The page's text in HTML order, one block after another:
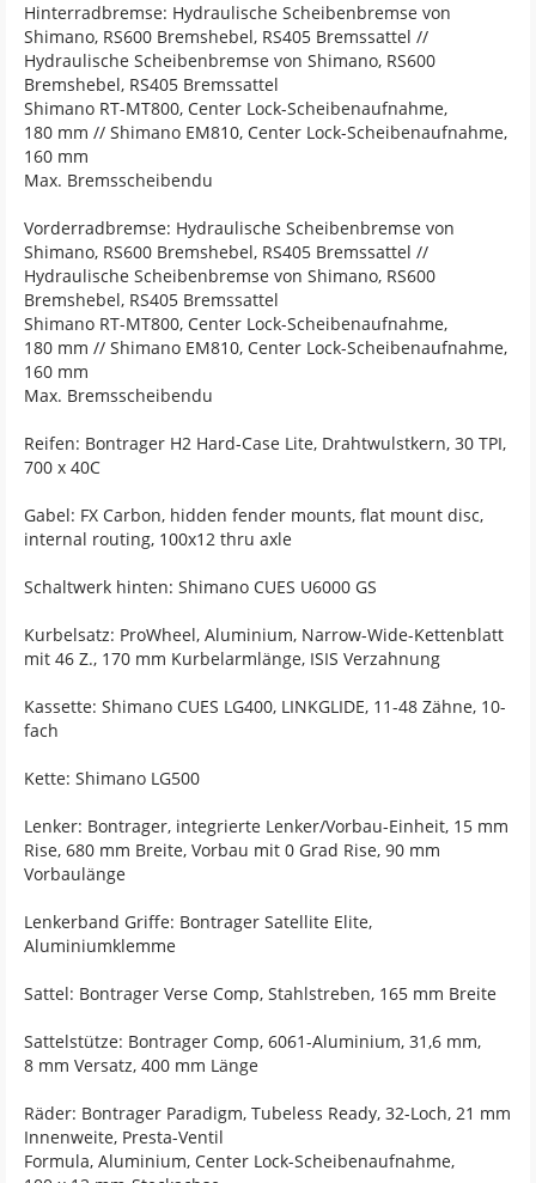
Hinterradbremse: Hydraulische Scheibenbremse von
Shimano, RS600 Bremshebel, RS405 Bremssattel //
Hydraulische Scheibenbremse von Shimano, RS600
Bremshebel, RS405 Bremssattel
Shimano RT-MT800, Center Lock-Scheibenaufnahme,
180 mm // Shimano EM810, Center Lock-Scheibenaufnahme,
160 mm
Max. Bremsscheibendu
Vorderradbremse: Hydraulische Scheibenbremse von
Shimano, RS600 Bremshebel, RS405 Bremssattel //
Hydraulische Scheibenbremse von Shimano, RS600
Bremshebel, RS405 Bremssattel
Shimano RT-MT800, Center Lock-Scheibenaufnahme,
180 mm // Shimano EM810, Center Lock-Scheibenaufnahme,
160 mm
Max. Bremsscheibendu
Reifen: Bontrager H2 Hard-Case Lite, Drahtwulstkern, 30 TPI,
700 x 40C
Gabel: FX Carbon, hidden fender mounts, flat mount disc,
internal routing, 100x12 thru axle
Schaltwerk hinten: Shimano CUES U6000 GS
Kurbelsatz: ProWheel, Aluminium, Narrow-Wide-Kettenblatt
mit 46 Z., 170 mm Kurbelarmlänge, ISIS Verzahnung
Kassette: Shimano CUES LG400, LINKGLIDE, 11-48 Zähne, 10-
fach
Kette: Shimano LG500
Lenker: Bontrager, integrierte Lenker/Vorbau-Einheit, 15 mm
Rise, 680 mm Breite, Vorbau mit 0 Grad Rise, 90 mm
Vorbaulänge
Lenkerband Griffe: Bontrager Satellite Elite,
Aluminiumklemme
Sattel: Bontrager Verse Comp, Stahlstreben, 165 mm Breite
Sattelstütze: Bontrager Comp, 6061-Aluminium, 31,6 mm,
8 mm Versatz, 400 mm Länge
Räder: Bontrager Paradigm, Tubeless Ready, 32-Loch, 21 mm
Innenweite, Presta-Ventil
Formula, Aluminium, Center Lock-Scheibenaufnahme,